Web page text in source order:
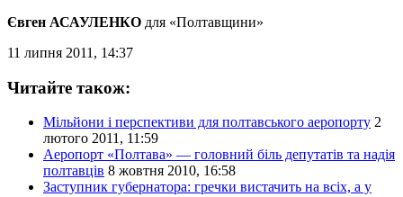
Євген АСАУЛЕНКО для «Полтавщини»
11 липня 2011, 14:37
Читайте також:
Мільйони і перспективи для полтавського аеропорту 2
лютого 2011, 11:59
Аеропорт «Полтава» — головний біль депутатів та надія
полтавців 8 жовтня 2010, 16:58
Заступник губернатора: гречки вистачить на всіх, а у